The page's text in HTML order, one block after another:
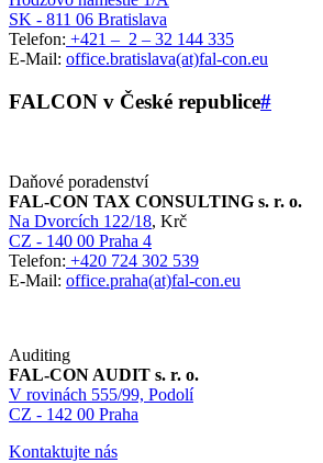
SK - 811 06 Bratislava
Telefon: +421 – 2 – 32 144 335
E-Mail: office.bratislava(at)fal-con.eu
FALCON v České republice#
Daňové poradenství
FAL-CON TAX CONSULTING s. r. o.
Na Dvorcích 122/18, Krč
CZ - 140 00 Praha 4
Telefon: +420 724 302 539
E-Mail: office.praha(at)fal-con.eu
Auditing
FAL-CON AUDIT s. r. o.
V rovinách 555/99, Podolí
CZ - 142 00 Praha
Kontaktujte nás